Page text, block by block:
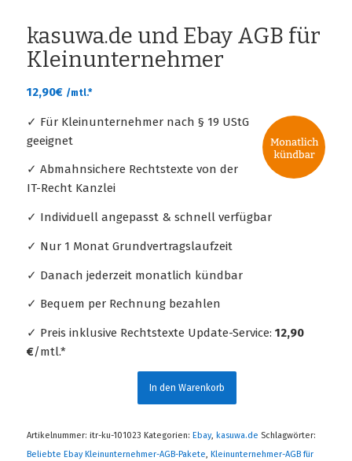
kasuwa.de und Ebay AGB für
Kleinunternehmer
12,90€ /mtl.*
✓ Für Kleinunternehmer nach § 19 UStG
geeignet
✓ Abmahnsichere Rechtstexte von der
IT-Recht Kanzlei
✓ Individuell angepasst & schnell verfügbar
✓ Nur 1 Monat Grundvertragslaufzeit
✓ Danach jederzeit monatlich kündbar
✓ Bequem per Rechnung bezahlen
✓ Preis inklusive Rechtstexte Update-Service: 12,90
€/mtl.*
In den Warenkorb
Artikelnummer: itr-ku-101023 Kategorien: Ebay, kasuwa.de Schlagwörter:
Beliebte Ebay Kleinunternehmer-AGB-Pakete, Kleinunternehmer-AGB für